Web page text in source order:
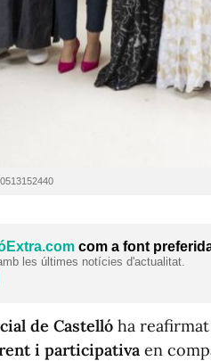
com a font
les últimes notícies d'actualitat.
de Castelló ha
i participativa en